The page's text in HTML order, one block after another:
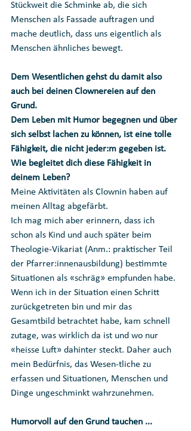
Stückweit die Schminke ab, die sich
Menschen als Fassade auftragen und
mache deutlich, dass uns eigentlich als
Menschen ähnliches bewegt.
Dem Wesentlichen gehst du damit also
auch bei deinen Clownereien auf den
Grund.
Dem Leben mit Humor begegnen und über
sich selbst lachen zu können, ist eine tolle
Fähigkeit, die nicht jeder:m gegeben ist.
Wie begleitet dich diese Fähigkeit in
deinem Leben?
Meine Aktivitäten als Clownin haben auf
meinen Alltag abgefärbt.
Ich mag mich aber erinnern, dass ich
schon als Kind und auch später beim
Theologie-Vikariat (Anm.: praktischer Teil
der Pfarrer:innenausbildung) bestimmte
Situationen als «schräg» empfunden habe.
Wenn ich in der Situation einen Schritt
zurückgetreten bin und mir das
Gesamtbild betrachtet habe, kam schnell
zutage, was wirklich da ist und wo nur
«heisse Luft» dahinter steckt. Daher auch
mein Bedürfnis, das Wesen-tliche zu
erfassen und Situationen, Menschen und
Dinge ungeschminkt wahrzunehmen.
Humorvoll auf den Grund tauchen ...